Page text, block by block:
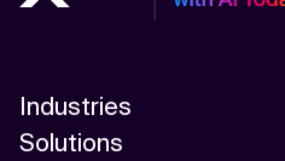
Industries
Solutions